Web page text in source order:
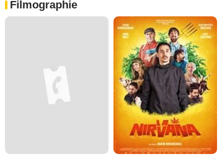
Filmographie